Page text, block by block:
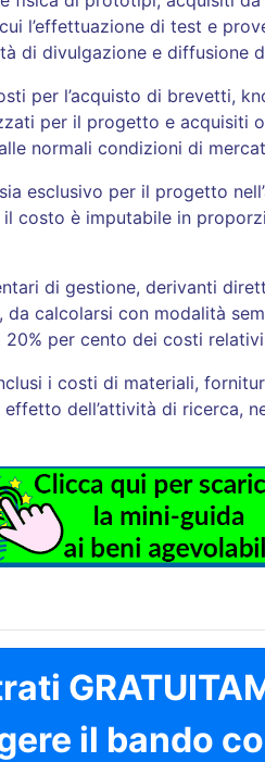
l’effettuazione di test e
di divulgazione e diffusione
per l’acquisto di brevetti,
per il progetto e acquisiti
normali condizioni di
esclusivo per il progetto
costo è imputabile in
di gestione, derivanti
calcolarsi con modalità
per cento dei costi
i costi di materiali,
dell’attività di ricerca,
il bando